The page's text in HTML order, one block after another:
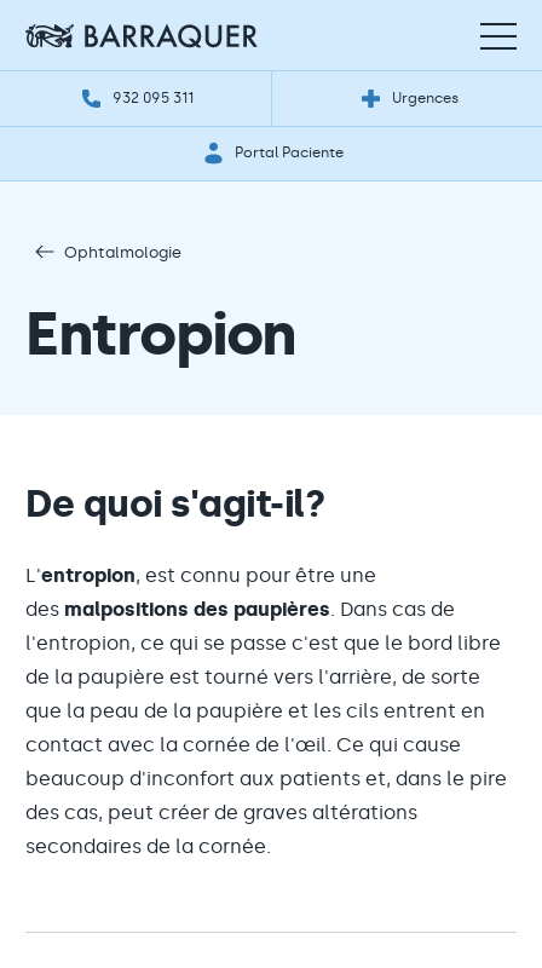
932 095 311 Urgences
Portal Paciente
Ophtalmologie
Entropion
De quoi s'agit-il?
L'entropion, est connu pour être une
des malpositions des paupières. Dans cas de
l'entropion, ce qui se passe c'est que le bord libre
de la paupière est tourné vers l'arrière, de sorte
que la peau de la paupière et les cils entrent en
contact avec la cornée de l'œil. Ce qui cause
beaucoup d'inconfort aux patients et, dans le pire
des cas, peut créer de graves altérations
secondaires de la cornée.